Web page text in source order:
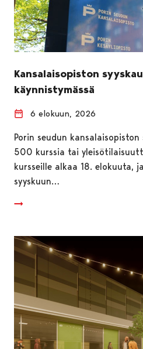
Kansalaisopiston
käynnistymässä
6 elokuun, 2026
Porin seudun kansalaisopiston
500 kurssia tai
kursseille alkaa 18. elokuuta,
syyskuun…